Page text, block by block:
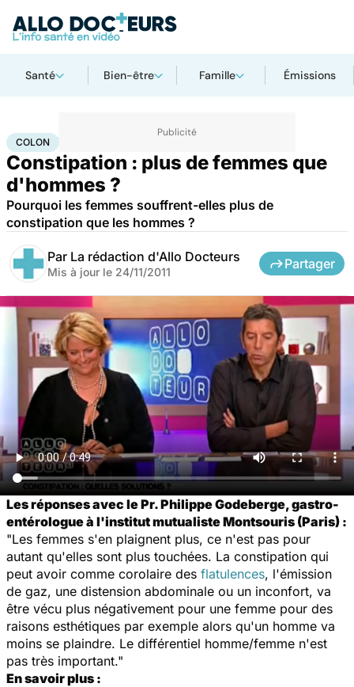
Santé Bien-être Famille Émissions
AccueilSanté
COLON
Constipation : plus de femmes que
d'hommes ?
Pourquoi les femmes souffrent-elles plus de
constipation que les hommes ?
Par La rédaction d'Allo Docteurs
Mis à jour le 24/11/2011
Partager
Les réponses avec le Pr. Philippe Godeberge, gastro-
entérologue à l'institut mutualiste Montsouris (Paris) :
"Les femmes s'en plaignent plus, ce n'est pas pour
autant qu'elles sont plus touchées. La constipation qui
peut avoir comme corolaire des flatulences, l'émission
de gaz, une distension abdominale ou un inconfort, va
être vécu plus négativement pour une femme pour des
raisons esthétiques par exemple alors qu'un homme va
moins se plaindre. Le différentiel homme/femme n'est
pas très important."
En savoir plus :